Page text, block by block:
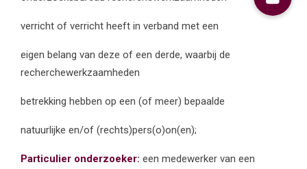
verricht of verricht heeft in verband met een
eigen belang van deze of een derde, waarbij de
recherchewerkzaamheden
betrekking hebben op een (of meer) bepaalde
natuurlijke en/of (rechts)pers(o)on(en);
Particulier onderzoeker: een medewerker van een